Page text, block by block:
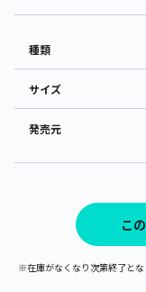
種類
サイズ
発売元
こ
※在庫がなくなり次第終了と